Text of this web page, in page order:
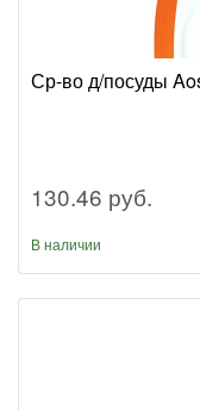
Ср-во д/посуды
130.46 руб.
В наличии